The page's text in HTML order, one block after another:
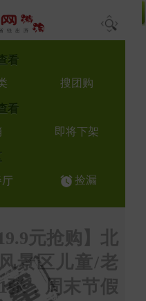
看
搜团购
看
即将下架
捡漏
元抢购】北
景区儿童/老
张，周末节假